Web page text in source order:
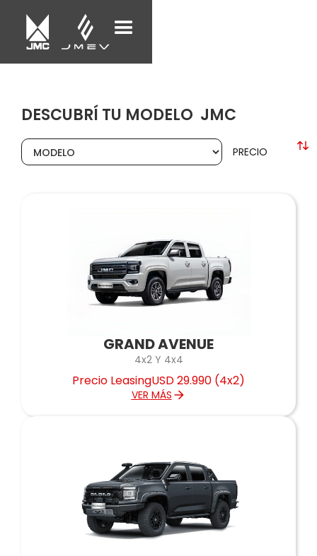
DESCUBRÍ TU MODELO JMC
PRECIO
GRAND AVENUE
4x2 Y 4x4
Precio LeasingUSD 29.990 (4x2)
VER MÁS